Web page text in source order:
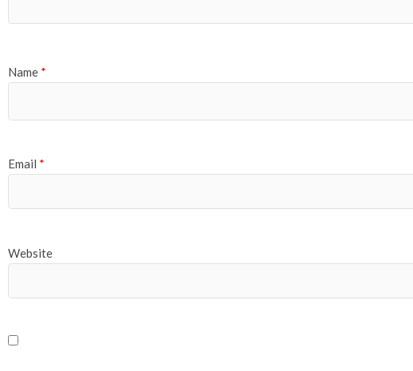
Name *
Email *
Website